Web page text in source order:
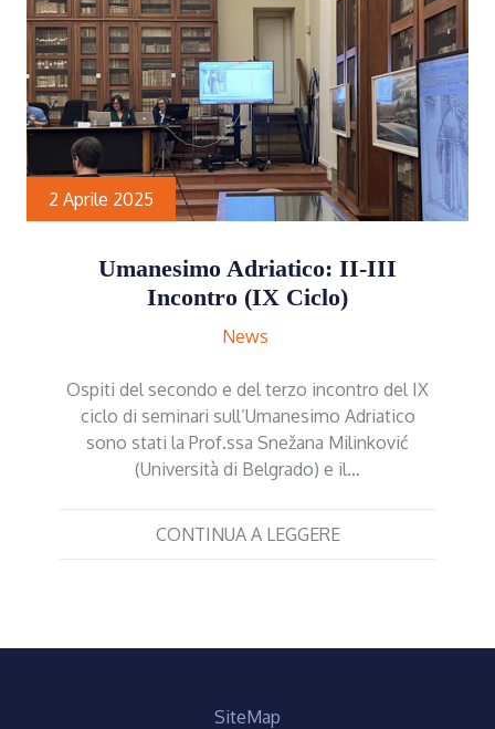
2 Aprile 2025
Umanesimo Adriatico: II-III
Incontro (IX Ciclo)
News
Ospiti del secondo e del terzo incontro del IX
ciclo di seminari sull’Umanesimo Adriatico
sono stati la Prof.ssa Snežana Milinković
(Università di Belgrado) e il…
CONTINUA A LEGGERE
SiteMap